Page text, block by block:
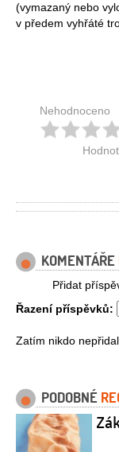
(vymazaný nebo
v předem vyhřáté
Nehodnoceno
KOMENTÁŘE
Přidat
Řazení příspěvků:
Zatím nikdo
PODOBNÉ